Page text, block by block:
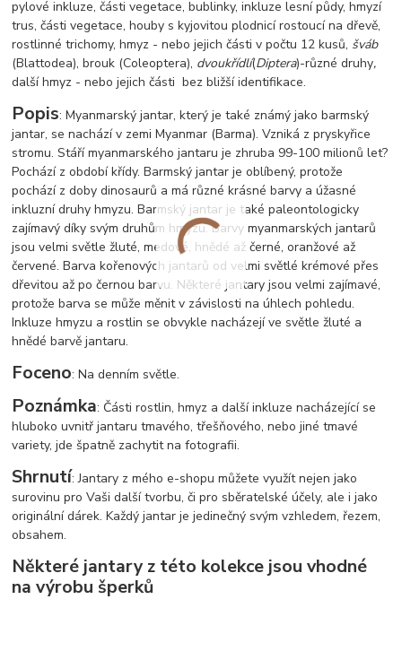
pylové inkluze, části vegetace, bublinky, inkluze lesní půdy, hmyzí
trus, části vegetace, houby s kyjovitou plodnicí rostoucí na dřevě,
rostlinné trichomy, hmyz - nebo jejich části v počtu 12 kusů, šváb
(Blattodea), brouk (Coleoptera), dvoukřídlí(Diptera)-různé druhy,
další hmyz - nebo jejich části bez bližší identifikace.
Popis: Myanmarský jantar, který je také známý jako barmský
jantar, se nachází v zemi Myanmar (Barma). Vzniká z pryskyřice
stromu. Stáří myanmarského jantaru je zhruba 99-100 milionů let?
Pochází z období křídy. Barmský jantar je oblíbený, protože
pochází z doby dinosaurů a má různé krásné barvy a úžasné
inkluzní druhy hmyzu. Barmský jantar je také paleontologicky
zajímavý díky svým druhům hmyzu. Barvy myanmarských jantarů
jsou velmi světle žluté, medové, hnědé až černé, oranžové až
červené. Barva kořenových jantarů od velmi světlé krémové přes
dřevitou až po černou barvu. Některé jantary jsou velmi zajímavé,
protože barva se může měnit v závislosti na úhlech pohledu.
Inkluze hmyzu a rostlin se obvykle nacházejí ve světle žluté a
hnědé barvě jantaru.
Foceno: Na denním světle.
Poznámka: Části rostlin, hmyz a další inkluze nacházející se
hluboko uvnitř jantaru tmavého, třešňového, nebo jiné tmavé
variety, jde špatně zachytit na fotografii.
Shrnutí: Jantary z mého e-shopu můžete využít nejen jako
surovinu pro Vaši další tvorbu, či pro sběratelské účely, ale i jako
originální dárek. Každý jantar je jedinečný svým vzhledem, řezem,
obsahem.
Některé jantary z této kolekce jsou vhodné
na výrobu šperků